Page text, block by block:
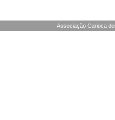
Associação Carioca